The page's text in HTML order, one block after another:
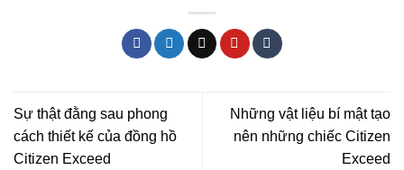
Sự thật đằng sau phong
cách thiết kế của đồng hồ
Citizen Exceed
Những vật liệu bí mật tạo
nên những chiếc Citizen
Exceed